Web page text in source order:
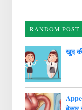
RANDOM POST
खुद